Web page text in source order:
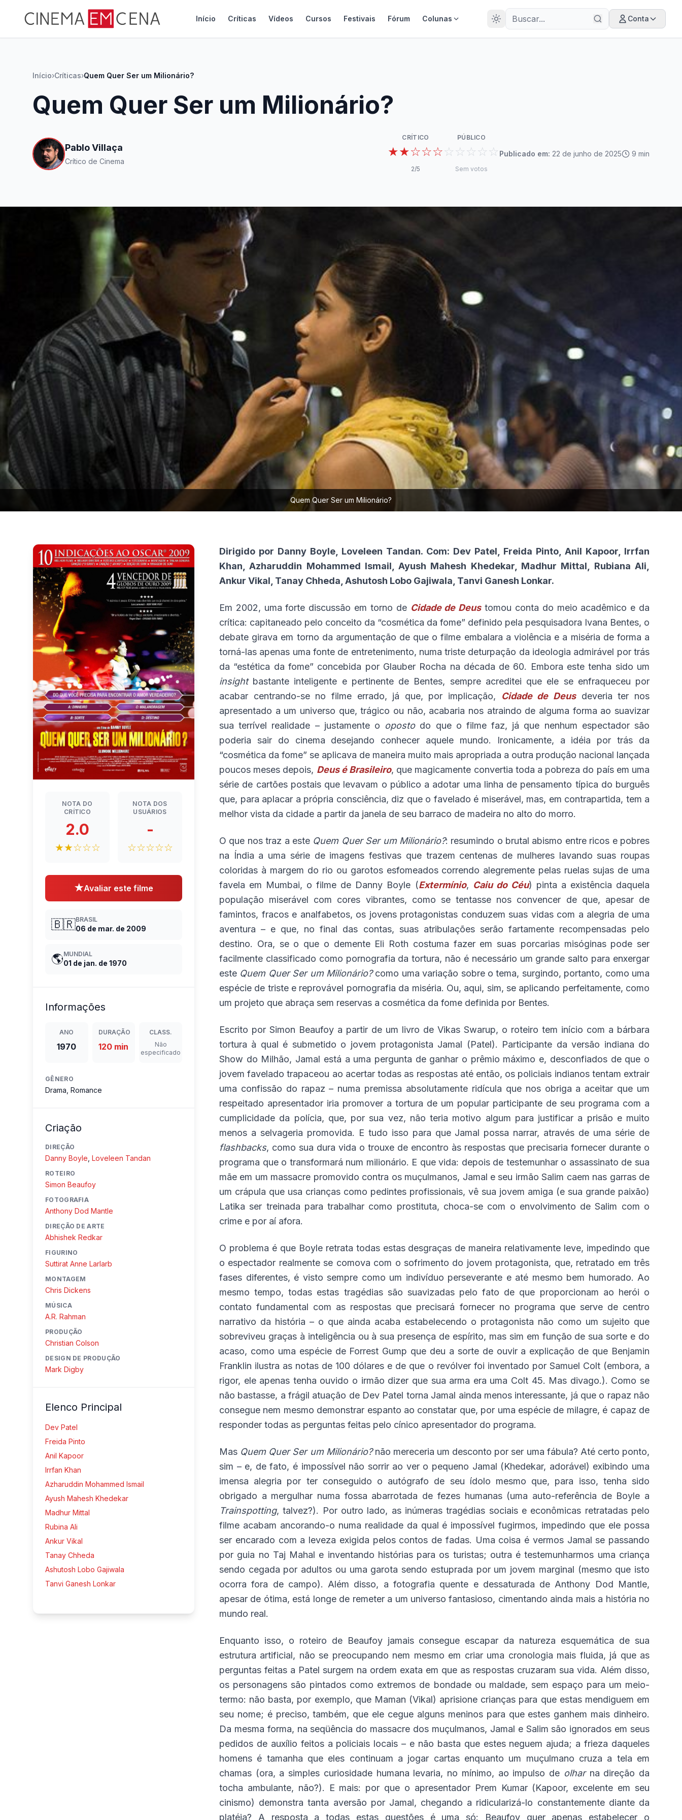
28
ANOS
Início Críticas Vídeos Cursos Festivais Fórum Colunas Conta
Início›Críticas›Quem Quer Ser um Milionário?
Quem Quer Ser um Milionário?
Pablo Villaça
Crítico de Cinema
CRÍTICO
★★☆☆☆
2/5
PÚBLICO
☆☆☆☆☆
Sem votos
Publicado em: 22 de junho de 2025 9 min
Quem Quer Ser um Milionário?
NOTA DO
CRÍTICO
2.0
★★☆☆☆
NOTA DOS
USUÁRIOS
-
☆☆☆☆☆
★Avaliar este filme
🇧🇷BRASIL
06 de mar. de 2009
🌎MUNDIAL
01 de jan. de 1970
Informações
ANO
1970
DURAÇÃO
120 min
CLASS.
Não
especificado
GÊNERO
Drama, Romance
Criação
DIREÇÃO
Danny Boyle Loveleen Tandan
ROTEIRO
Simon Beaufoy
FOTOGRAFIA
Anthony Dod Mantle
DIREÇÃO DE ARTE
Abhishek Redkar
FIGURINO
Suttirat Anne Larlarb
MONTAGEM
Chris Dickens
MÚSICA
A.R. Rahman
PRODUÇÃO
Christian Colson
DESIGN DE PRODUÇÃO
Mark Digby
Elenco Principal
Dev Patel
Freida Pinto
Anil Kapoor
Irrfan Khan
Azharuddin Mohammed Ismail
Ayush Mahesh Khedekar
Madhur Mittal
Rubina Ali
Ankur Vikal
Tanay Chheda
Ashutosh Lobo Gajiwala
Tanvi Ganesh Lonkar
Dirigido por Danny Boyle, Loveleen Tandan. Com: Dev Patel, Freida Pinto, Anil Kapoor, Irrfan
Khan, Azharuddin Mohammed Ismail, Ayush Mahesh Khedekar, Madhur Mittal, Rubiana Ali,
Ankur Vikal, Tanay Chheda, Ashutosh Lobo Gajiwala, Tanvi Ganesh Lonkar.
Em 2002, uma forte discussão em torno de Cidade de Deustomou conta do meio acadêmico e da
crítica: capitaneado pelo conceito da “cosmética da fome” definido pela pesquisadora Ivana Bentes, o
debate girava em torno da argumentação de que o filme embalara a violência e a miséria de forma a
torná-las apenas uma fonte de entretenimento, numa triste deturpação da ideologia admirável por trás
da “estética da fome” concebida por Glauber Rocha na década de 60. Embora este tenha sido um
insightbastante inteligente e pertinente de Bentes, sempre acreditei que ele se enfraqueceu por
acabar centrando-se no filme errado, já que, por implicação,
Cidade de Deusdeveria ter nos
apresentado a um universo que, trágico ou não, acabaria nos atraindo de alguma forma ao suavizar
sua terrível realidade – justamente o opostodo que o filme faz, já que nenhum espectador são
poderia sair do cinema desejando conhecer aquele mundo. Ironicamente, a idéia por trás da
“cosmética da fome” se aplicava de maneira muito mais apropriada a outra produção nacional lançada
poucos meses depois, Deus é Brasileiro, que magicamente convertia toda a pobreza do país em uma
série de cartões postais que levavam o público a adotar uma linha de pensamento típica do burguês
que, para aplacar a própria consciência, diz que o favelado é miserável, mas, em contrapartida, tem a
melhor vista da cidade a partir da janela de seu barraco de madeira no alto do morro.
O que nos traz a este Quem Quer Ser um Milionário?: resumindo o brutal abismo entre ricos e pobres
na Índia a uma série de imagens festivas que trazem centenas de mulheres lavando suas roupas
coloridas à margem do rio ou garotos esfomeados correndo alegremente pelas ruelas sujas de uma
favela em Mumbai, o filme de Danny Boyle (Extermínio, Caiu do Céu) pinta a existência daquela
população miserável com cores vibrantes, como se tentasse nos convencer de que, apesar de
famintos, fracos e analfabetos, os jovens protagonistas conduzem suas vidas com a alegria de uma
aventura – e que, no final das contas, suas atribulações serão fartamente recompensadas pelo
destino. Ora, se o que o demente Eli Roth costuma fazer em suas porcarias misóginas pode ser
facilmente classificado como pornografia da tortura, não é necessário um grande salto para enxergar
este Quem Quer Ser um Milionário?como uma variação sobre o tema, surgindo, portanto, como uma
espécie de triste e reprovável pornografia da miséria. Ou, aqui, sim, se aplicando perfeitamente, como
um projeto que abraça sem reservas a cosmética da fome definida por Bentes.
Escrito por Simon Beaufoy a partir de um livro de Vikas Swarup, o roteiro tem início com a bárbara
tortura à qual é submetido o jovem protagonista Jamal (Patel). Participante da versão indiana do
Show do Milhão, Jamal está a uma pergunta de ganhar o prêmio máximo e, desconfiados de que o
jovem favelado trapaceou ao acertar todas as respostas até então, os policiais indianos tentam extrair
uma confissão do rapaz – numa premissa absolutamente ridícula que nos obriga a aceitar que um
respeitado apresentador iria promover a tortura de um popular participante de seu programa com a
cumplicidade da polícia, que, por sua vez, não teria motivo algum para justificar a prisão e muito
menos a selvageria promovida. E tudo isso para que Jamal possa narrar, através de uma série de
flashbacks, como sua dura vida o trouxe de encontro às respostas que precisaria fornecer durante o
programa que o transformará num milionário. E que vida: depois de testemunhar o assassinato de sua
mãe em um massacre promovido contra os muçulmanos, Jamal e seu irmão Salim caem nas garras de
um crápula que usa crianças como pedintes profissionais, vê sua jovem amiga (e sua grande paixão)
Latika ser treinada para trabalhar como prostituta, choca-se com o envolvimento de Salim com o
crime e por aí afora.
O problema é que Boyle retrata todas estas desgraças de maneira relativamente leve, impedindo que
o espectador realmente se comova com o sofrimento do jovem protagonista, que, retratado em três
fases diferentes, é visto sempre como um indivíduo perseverante e até mesmo bem humorado. Ao
mesmo tempo, todas estas tragédias são suavizadas pelo fato de que proporcionam ao herói o
contato fundamental com as respostas que precisará fornecer no programa que serve de centro
narrativo da história – o que ainda acaba estabelecendo o protagonista não como um sujeito que
sobreviveu graças à inteligência ou à sua presença de espírito, mas sim em função de sua sorte e do
acaso, como uma espécie de Forrest Gump que deu a sorte de ouvir a explicação de que Benjamin
Franklin ilustra as notas de 100 dólares e de que o revólver foi inventado por Samuel Colt (embora, a
rigor, ele apenas tenha ouvido o irmão dizer que sua arma era uma Colt 45. Mas divago.). Como se
não bastasse, a frágil atuação de Dev Patel torna Jamal ainda menos interessante, já que o rapaz não
consegue nem mesmo demonstrar espanto ao constatar que, por uma espécie de milagre, é capaz de
responder todas as perguntas feitas pelo cínico apresentador do programa.
Mas Quem Quer Ser um Milionário?não mereceria um desconto por ser uma fábula? Até certo ponto,
sim – e, de fato, é impossível não sorrir ao ver o pequeno Jamal (Khedekar, adorável) exibindo uma
imensa alegria por ter conseguido o autógrafo de seu ídolo mesmo que, para isso, tenha sido
obrigado a mergulhar numa fossa abarrotada de fezes humanas (uma auto-referência de Boyle a
Trainspotting, talvez?). Por outro lado, as inúmeras tragédias sociais e econômicas retratadas pelo
filme acabam ancorando-o numa realidade da qual é impossível fugirmos, impedindo que ele possa
ser encarado com a leveza exigida pelos contos de fadas. Uma coisa é vermos Jamal se passando
por guia no Taj Mahal e inventando histórias para os turistas; outra é testemunharmos uma criança
sendo cegada por adultos ou uma garota sendo estuprada por um jovem marginal (mesmo que isto
ocorra fora de campo). Além disso, a fotografia quente e dessaturada de Anthony Dod Mantle,
apesar de ótima, está longe de remeter a um universo fantasioso, cimentando ainda mais a história no
mundo real.
Enquanto isso, o roteiro de Beaufoy jamais consegue escapar da natureza esquemática de sua
estrutura artificial, não se preocupando nem mesmo em criar uma cronologia mais fluida, já que as
perguntas feitas a Patel surgem na ordem exata em que as respostas cruzaram sua vida. Além disso,
os personagens são pintados como extremos de bondade ou maldade, sem espaço para um meio-
termo: não basta, por exemplo, que Maman (Vikal) aprisione crianças para que estas mendiguem em
seu nome; é preciso, também, que ele cegue alguns meninos para que estes ganhem mais dinheiro.
Da mesma forma, na seqüência do massacre dos muçulmanos, Jamal e Salim são ignorados em seus
pedidos de auxílio feitos a policiais locais – e não basta que estes neguem ajuda; a frieza daqueles
homens é tamanha que eles continuam a jogar cartas enquanto um muçulmano cruza a tela em
chamas (ora, a simples curiosidade humana levaria, no mínimo, ao impulso de olharna direção da
tocha ambulante, não?). E mais: por que o apresentador Prem Kumar (Kapoor, excelente em seu
cinismo) demonstra tanta aversão por Jamal, chegando a ridicularizá-lo constantemente diante da
platéia? A resposta a todas estas questões é uma só: Beaufoy quer apenas estabelecer o